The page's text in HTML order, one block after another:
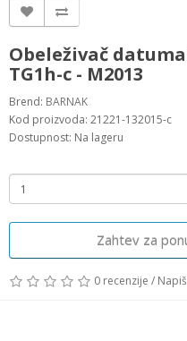
Obeleživač datuma
TG1h-c - M2013
Brend: BARNAK
Kod proizvoda: 21221-132015-c
Dostupnost: Na lageru
Zahtev za
0 recenzije /